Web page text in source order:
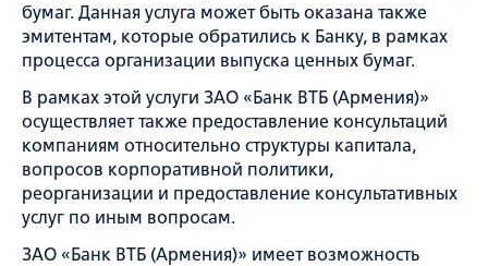
бумаг. Данная услуга может быть оказана также
эмитентам, которые обратились к Банку, в рамках
процесса организации выпуска ценных бумаг.
В рамках этой услуги ЗАО «Банк ВТБ (Армения)»
осуществляет также предоставление консультаций
компаниям относительно структуры капитала,
вопросов корпоративной политики,
реорганизации и предоставление консультативных
услуг по иным вопросам.
ЗАО «Банк ВТБ (Армения)» имеет возможность